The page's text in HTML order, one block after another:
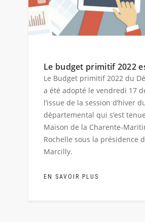
Le budget primitif 2022
Le Budget primitif 2022 du
a été adopté le vendredi 17
l’issue de la session d’hiver
départemental qui s’est
Maison de la Charente-
Rochelle sous la présidence
Marcilly.
EN SAVOIR PLUS